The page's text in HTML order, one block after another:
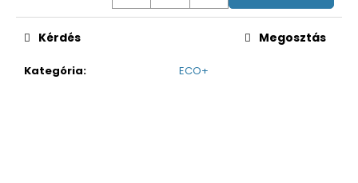
Kategória: ECO+
Kérdés Megosztás